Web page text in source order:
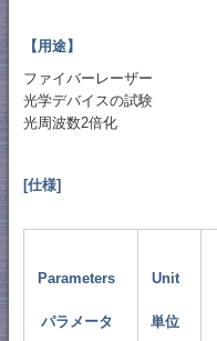
【用途】
ファイバーレーザー
光学デバイスの試験
光周波数2倍化
[仕様]
Parameters
パラメータ
Unit
単位